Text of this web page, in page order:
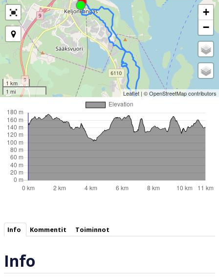
+
−
1 km
1 mi
Leaflet | ©OpenStreetMapcontributors
Info Kommentit Toiminnot
Info